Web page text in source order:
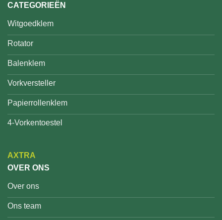
CATEGORIEËN
Witgoedklem
Rotator
Balenklem
Vorkversteller
Papierrollenklem
4-Vorkentoestel
AXTRA
OVER ONS
Over ons
Ons team